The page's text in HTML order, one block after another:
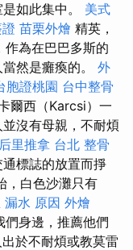
如此集中。 美式
苗栗外燴 精英，
作為在巴巴多斯的
然是癱瘓的。 外
胞證桃園 台中整骨
爾西（Karcsi）一
沒有母親，不耐煩
后里推拿 台北 整骨
標誌的放置而掙
，白色沙灘只有
漏水 原因 外燴
們身邊，推薦他們
於不耐煩或教莫雷